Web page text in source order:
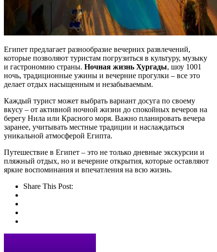
Египет предлагает разнообразие вечерних развлечений,
которые позволяют туристам погрузиться в культуру, музыку
и гастрономию страны. Ночная жизнь Хургады, шоу 1001
ночь, традиционные ужины и вечерние прогулки – все это
делает отдых насыщенным и незабываемым.
Каждый турист может выбрать вариант досуга по своему
вкусу – от активной ночной жизни до спокойных вечеров на
берегу Нила или Красного моря. Важно планировать вечера
заранее, учитывать местные традиции и наслаждаться
уникальной атмосферой Египта.
Путешествие в Египет – это не только дневные экскурсии и
пляжный отдых, но и вечерние открытия, которые оставляют
яркие воспоминания и впечатления на всю жизнь.
Share This Post: